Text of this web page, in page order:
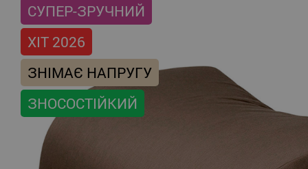
СУПЕР-ЗРУЧНИЙ
ХІТ 2026
ЗНІМАЄ НАПРУГУ
ЗНОСОСТІЙКИЙ